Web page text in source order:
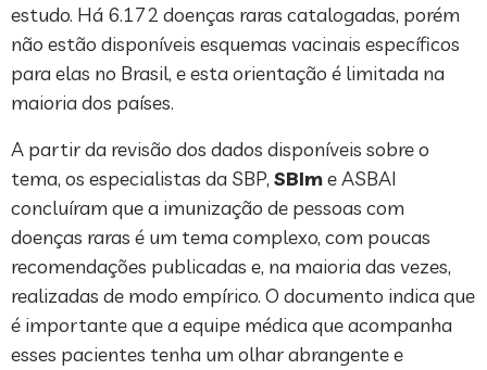
estudo. Há 6.172 doenças raras catalogadas, porém
não estão disponíveis esquemas vacinais específicos
para elas no Brasil, e esta orientação é limitada na
maioria dos países.
A partir da revisão dos dados disponíveis sobre o
tema, os especialistas da SBP, SBIme ASBAI
concluíram que a imunização de pessoas com
doenças raras é um tema complexo, com poucas
recomendações publicadas e, na maioria das vezes,
realizadas de modo empírico. O documento indica que
é importante que a equipe médica que acompanha
esses pacientes tenha um olhar abrangente e